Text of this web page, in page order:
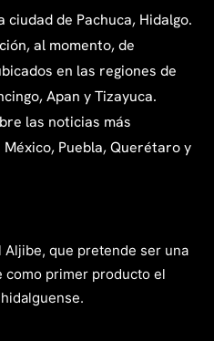
de Pachuca, Hidalgo.
al momento, de
en las regiones de
Apan y Tizayuca.
las noticias más
Puebla, Querétaro y
Aljibe, que pretende ser una
como primer producto el